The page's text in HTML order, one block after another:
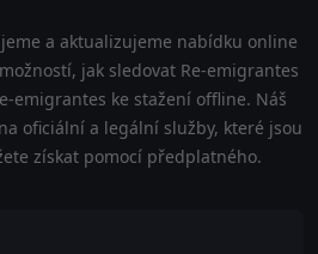
a aktualizujeme nabídku online
jak sledovat Re-emigrantes
emigrantes ke stažení offline. Náš
oficiální a legální služby, které jsou
získat pomocí předplatného.